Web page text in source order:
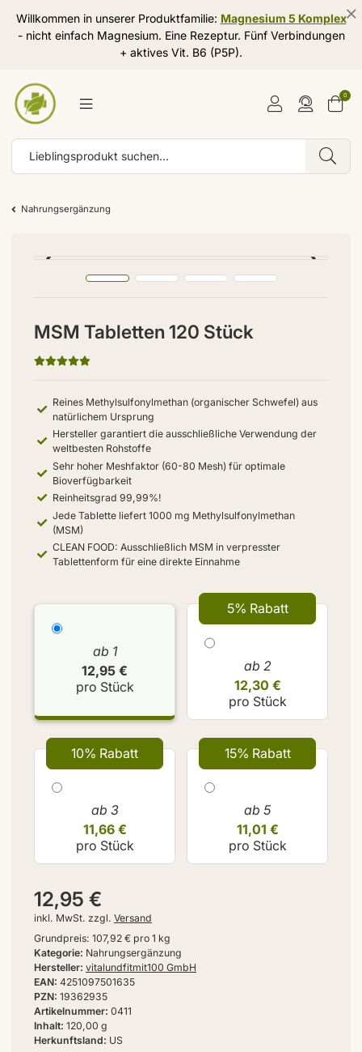
Willkommen in unserer Produktfamilie: Magnesium 5 Komplex
- nicht einfach Magnesium. Eine Rezeptur. Fünf Verbindungen
+ aktives Vit. B6 (P5P).
0
Nahrungsergänzung
MSM Tabletten 120 Stück
Inhalt 120,00 g
Hersteller vitalundfitmit100 GmbH
Artikelnummer 0411
PZN 19362935
EAN 4251097501635
Herkunftsland US
Kategorie Nahrungsergänzung
Reines Methylsulfonylmethan (organischer Schwefel) aus
natürlichem Ursprung
Hersteller garantiert die ausschließliche Verwendung der
weltbesten Rohstoffe
Sehr hoher Meshfaktor (60-80 Mesh) für optimale
Bioverfügbarkeit
Reinheitsgrad 99,99%!
Jede Tablette liefert 1000 mg Methylsulfonylmethan
(MSM)
CLEAN FOOD: Ausschließlich MSM in verpresster
Tablettenform für eine direkte Einnahme
12,95 €
inkl. MwSt. zzgl. Versand
Grundpreis: 107,92 € pro 1 kg
ab 1
12,95 €
pro Stück
5% Rabatt
ab 2
12,30 €
pro Stück
10% Rabatt
ab 3
11,66 €
pro Stück
15% Rabatt
ab 5
11,01 €
pro Stück